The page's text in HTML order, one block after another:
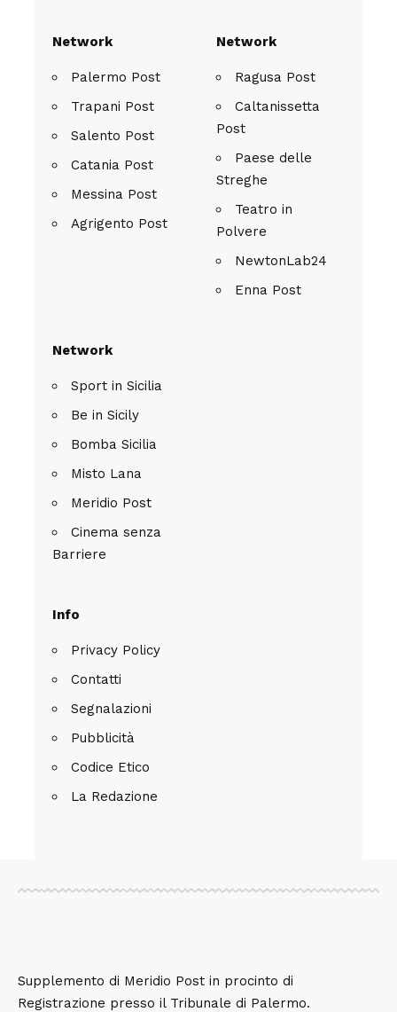
Network
Palermo Post
Trapani Post
Salento Post
Catania Post
Messina Post
Agrigento Post
Network
Ragusa Post
Caltanissetta
Post
Paese delle
Streghe
Teatro in
Polvere
NewtonLab24
Enna Post
Network
Sport in Sicilia
Be in Sicily
Bomba Sicilia
Misto Lana
Meridio Post
Cinema senza
Barriere
Info
Privacy Policy
Contatti
Segnalazioni
Pubblicità
Codice Etico
La Redazione
Supplemento di Meridio Post in procinto di
Registrazione presso il Tribunale di Palermo.